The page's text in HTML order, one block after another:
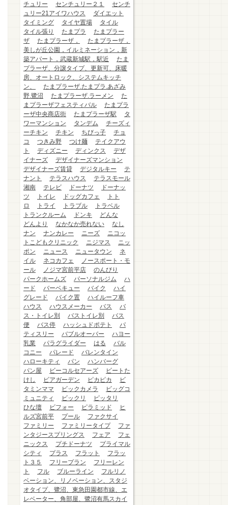
チュリー
センチュリー２１
センチ
ュリー21アイワハウス
ダイエット
タイミング
タイヤ置場
タイル
タイル張り
たまプラ
たまプラー
ザ
たまプラーザ，
たまプラーザ，
美しが丘公園，イルミネーション，新
築アパート，武蔵新城駅，駅近
たま
プラーザ、分譲タイプ、更新可、床暖
房、オートロック、システムキッチ
ン、
たまプラーザ.たまプラ.あざみ
野.鷺沼
たまプラーザ.ラーメン
た
まプラーザフェスティバル
たまプラ
ーザ中央商店街
たまプラーザ駅
タ
ワーマンション
タンデム
チーズィ
ーチキン
チキン ちびっ子
チョ
コ
つきみ野 つけ麺
テイクアウ
ト
ディズニー ディンクス
デザ
イナーズ
デザイナーズマンション
デザイナーズ賃貸
デジタルキー
テ
ナント
テラスハウス
テラスモール
湘南
テレビ ドーナツ
ドーナッ
ツ
トイレ ドッグカフェ
トト
ロ
トライ トラブル
トラベル
トランクルーム
ドンキ
どんな
どんより
なかなか売れない
なし
ナン
ナンカレー ニーズ
ニコッ
トこどもクリニック
ニジマス
ニッ
ポン
ニュース ニュータウン
ネ
イル
ネコカフェ
ノースポート・モ
ール
ノジマ宮前平店
のんびり
パークホームズ
パーソナルジム
ハ
ード
バーベキュー バイク
ハイ
グレード
バイク置
ハイルーフ車
ハウス
ハウスメーカー バス
バ
ス・トイレ別
バストイレ別
バス
便
バス停 ハッシュドポテト
パ
ティスリー
バブルオーバー
ハヨー
乳業
パラグライダー はる
バル
コニー
パレード
バレンタイン
ハローキティ
パン
ハンバーグ
パン屋
ビーコルセアーズ
ビートた
けし
ビアガーデン ピカピカ
ビ
タミンママ
ビックカメラ
ビッグコ
ミュニティ
ビックリ
ピッタリ
ひな壇
ビフォー ピラミッド
ヒ
ルズ宮前平
プール
ファクサイ
ファミリー
ファミリータイプ
ファ
ンタジースプリングス
フェア
フェ
ニックス
プチドーナツ
プライマル
シティ
プラス フラット
フラッ
ト３５
フリープラン
フリーレン
ト
フル ブルーライン
フルリノ
ベーション、リノベーション、スタジ
オタイプ、鷺沼、東急田園都市線、エ
レベーター、角部屋、鷺沼有馬スカイ